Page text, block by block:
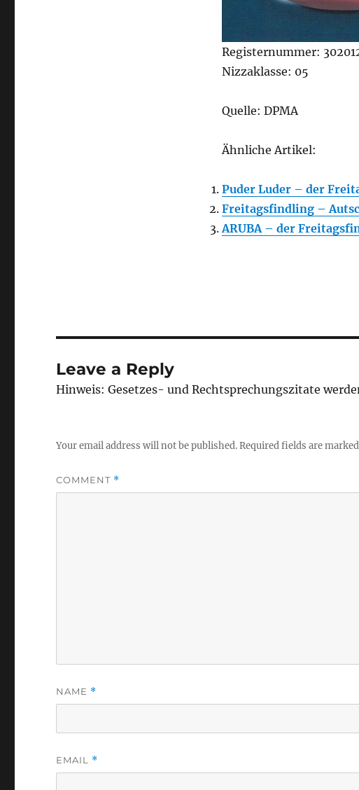
Registernummer:
Nizzaklasse: 05
Quelle: DPMA
Ähnliche Artikel:
Puder Luder – der
Freitagsfindling –
ARUBA – der
Leave a Reply
Hinweis: Gesetzes- und Rechtsprechungszitate
Your email address will not be published.Required fields are marked
COMMENT *
NAME *
EMAIL *